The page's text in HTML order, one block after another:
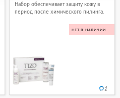
НЕТ В НАЛИЧИИ
Набор обеспечивает защиту кожу в
период после химического пилинга.
1